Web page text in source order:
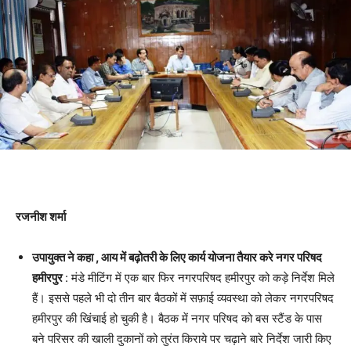
रजनीश शर्मा
उपायुक्त ने कहा , आय में बढ़ोतरी के लिए कार्य योजना तैयार करे नगर परिषद
हमीरपुर: मंडे मीटिंग में एक बार फिर नगरपरिषद हमीरपुर को कड़े निर्देश मिले
हैं। इससे पहले भी दो तीन बार बैठकों में सफ़ाई व्यवस्था को लेकर नगरपरिषद
हमीरपुर की खिंचाई हो चुकी है। बैठक में नगर परिषद को बस स्टैंड के पास
बने परिसर की खाली दुकानों को तुरंत किराये पर चढ़ाने बारे निर्देश जारी किए